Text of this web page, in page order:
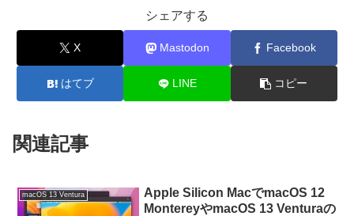
シェアする
X Mastodon Facebook
はてブ LINE コピー
関連記事
macOS 13 Ventura
Apple Silicon MacでmacOS 12
MontereyやmacOS 13 Venturaの